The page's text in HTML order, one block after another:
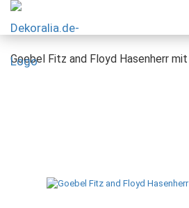
Goebel Fitz and Floyd Hasenherr